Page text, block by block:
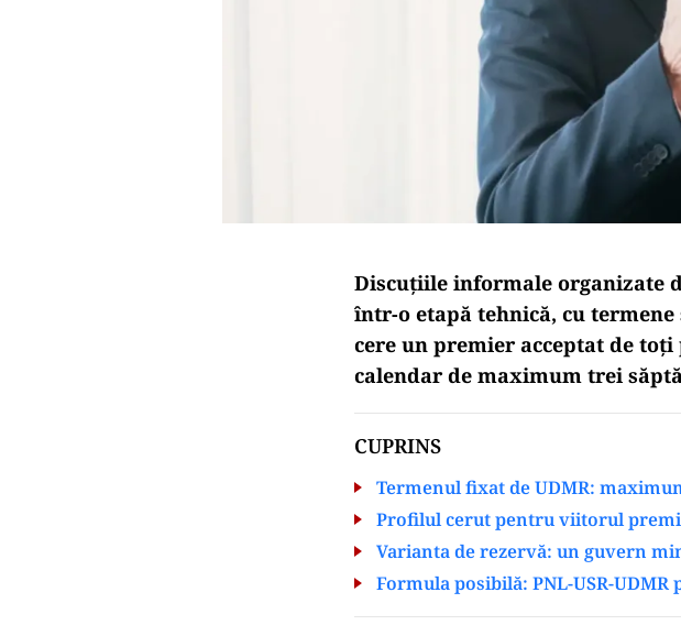
Discuțiile informale organizate
într-o etapă tehnică, cu
cere un premier acceptat de
calendar de maximum trei
CUPRINS
Termenul fixat de UDMR:
Profilul cerut pentru viitorul
Varianta de rezervă: un guvern
Formula posibilă: PNL-USR-